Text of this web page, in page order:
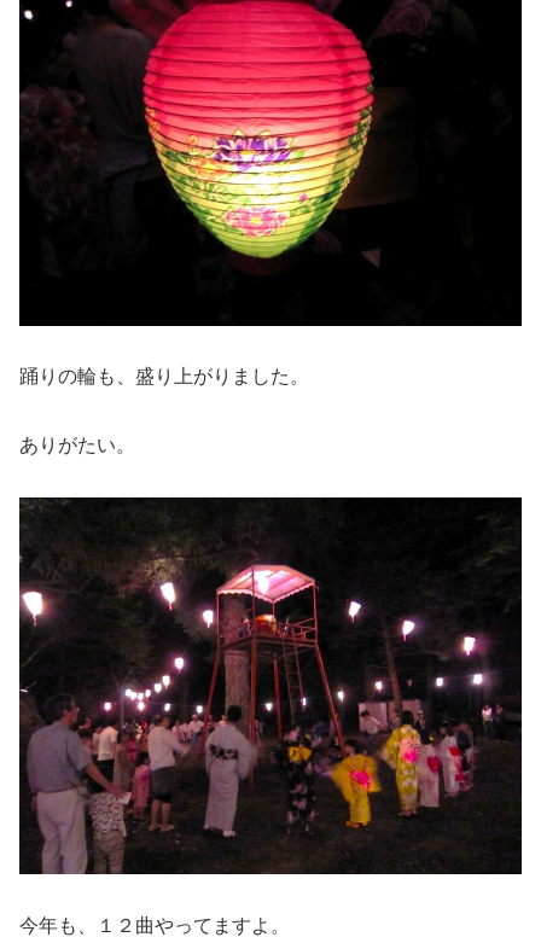
踊りの輪も、盛り上がりました。
ありがたい。
今年も、１２曲やってますよ。